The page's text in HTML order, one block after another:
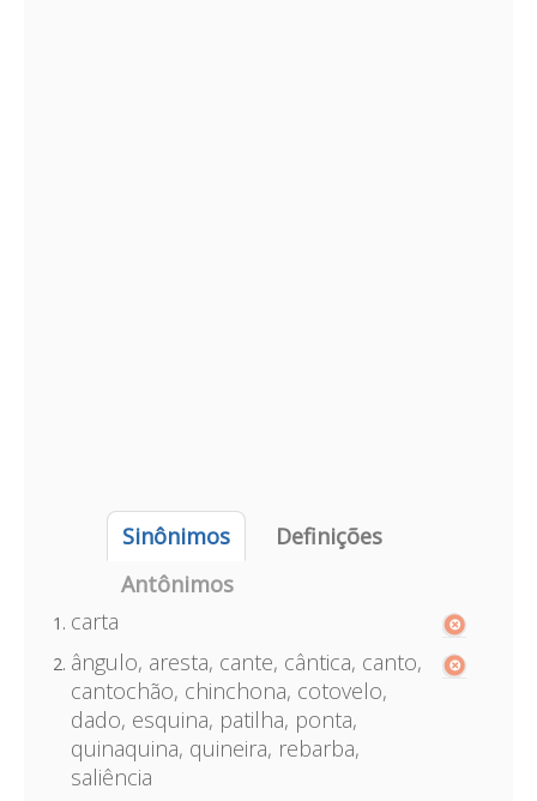
Sinônimos
Definições
Antônimos
carta
ângulo, aresta, cante, cântica, canto,
cantochão, chinchona, cotovelo,
dado, esquina, patilha, ponta,
quinaquina, quineira, rebarba,
saliência